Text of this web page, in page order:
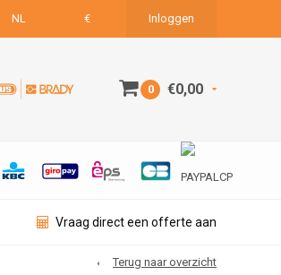
NL € Inloggen
0 €0,00
Vraag direct een offerte aan
Terug naar overzicht